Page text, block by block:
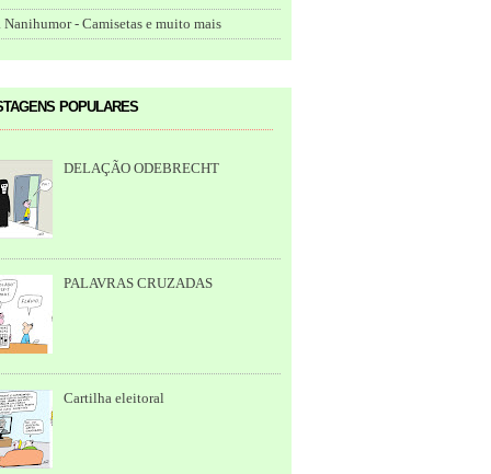
- Camisetas e muito mais
populares
DELAÇÃO ODEBRECHT
PALAVRAS CRUZADAS
Cartilha eleitoral